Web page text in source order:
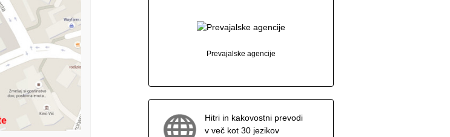
Prevajalske agencije
Hitri in kakovostni prevodi
v več kot 30 jezikov